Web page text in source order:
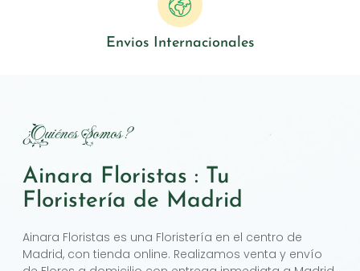
Envios Internacionales
¿Quiénes Somos?
Ainara Floristas : Tu
Floristería de Madrid
Ainara Floristas es una Floristería en el centro de
Madrid, con tienda online. Realizamos venta y envío